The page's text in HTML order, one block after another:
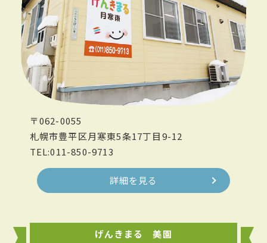
〒062-0055
札幌市豊平区月寒東5条17丁目9-12
TEL:011-850-9713
詳細を見る
げんきまる 美園